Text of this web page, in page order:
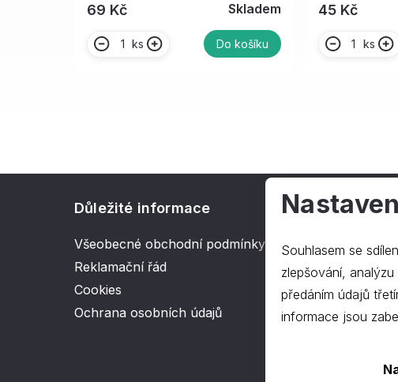
69 Kč Skladem
ks Do košíku
45 Kč
ks
Důležité informace
Všeobecné obchodní podmínky
Reklamační řád
Cookies
Ochrana osobních údajů
O společnosti
Kontakt
O nás
Souhlasem se
zlepšování, analýzu a
předáním údajů
informace jsou